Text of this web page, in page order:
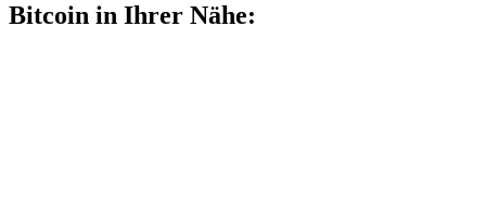
Bitcoin in Ihrer Nähe: